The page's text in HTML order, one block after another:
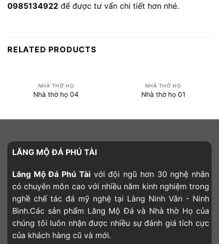
0985134922 để được tư vấn chi tiết hơn nhé.
RELATED PRODUCTS
NHÀ THỜ HỌ
Nhà thờ họ 04
NHÀ THỜ HỌ
Nhà thờ họ 01
LĂNG MỘ ĐÁ PHÚ TÀI
Lăng Mộ Đá Phú Tàivới đội ngũ hơn 30 nghệ nhân
có chuyên môn cao với nhiều năm kinh nghiệm trong
nghề chế tác đá mỹ nghệ tại Làng Ninh Vân - Ninh
Bình.Các sản phẩm Lăng Mộ Đá và Nhà thờ Họ của
chúng tôi luôn nhận được nhiều sự đánh giá tích cực
của khách hàng cũ và mới.